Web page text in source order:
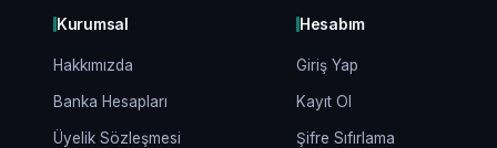
Kurumsal
Hakkımızda
Banka Hesapları
Üyelik Sözleşmesi
Hesabım
Giriş Yap
Kayıt Ol
Şifre Sıfırlama